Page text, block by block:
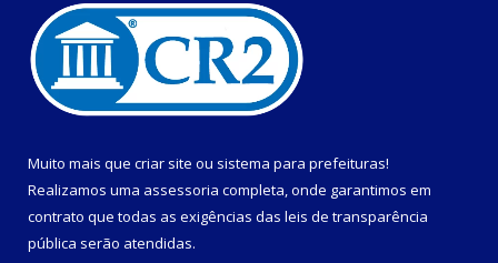
Muito mais que criar site ou sistema para prefeituras!
Realizamos uma assessoria completa, onde garantimos em
contrato que todas as exigências das leis de transparência
pública serão atendidas.